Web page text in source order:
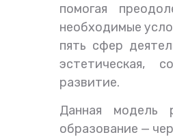
помогая
необходимые
пять сфер
эстетическая,
развитие.
Данная модель
образование —